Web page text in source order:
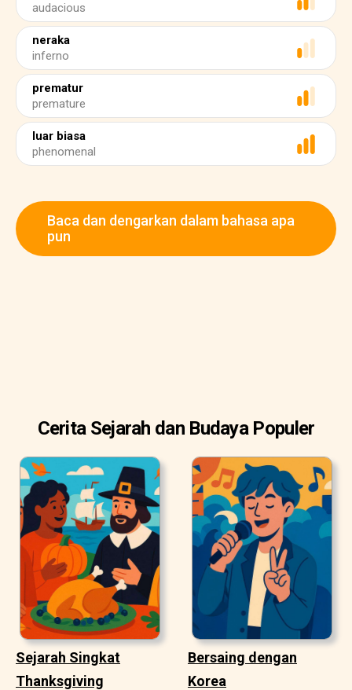
audacious
neraka
inferno
prematur
premature
luar biasa
phenomenal
Baca dan dengarkan dalam bahasa apa
pun
Cerita Sejarah dan Budaya Populer
Sejarah Singkat
Thanksgiving
Bersaing dengan
Korea